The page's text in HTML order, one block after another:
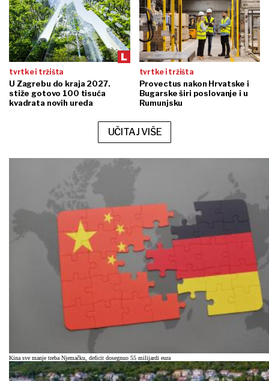
tvrtke i tržišta
U Zagrebu do kraja 2027.
stiže gotovo 100 tisuća
kvadrata novih ureda
tvrtke i tržišta
Provectus nakon Hrvatske i
Bugarske širi poslovanje i u
Rumunjsku
UČITAJ VIŠE
Kina sve manje treba Njemačku, deficit dosegnuo 55 milijardi eura